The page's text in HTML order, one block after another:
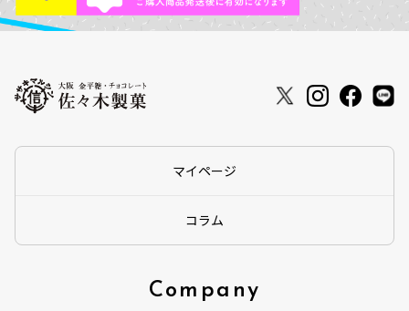
マイページ
コラム
Company